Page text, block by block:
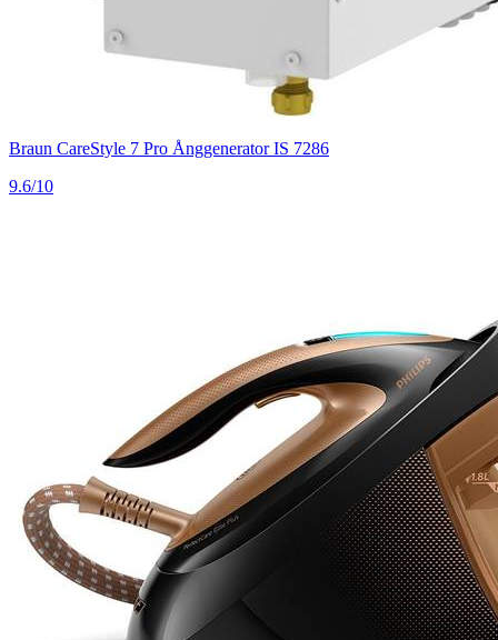
Braun CareStyle 7 Pro Ånggenerator IS 7286
9.6/10